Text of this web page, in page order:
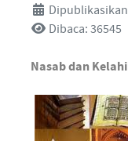
Dibaca: 36545
Nasab dan